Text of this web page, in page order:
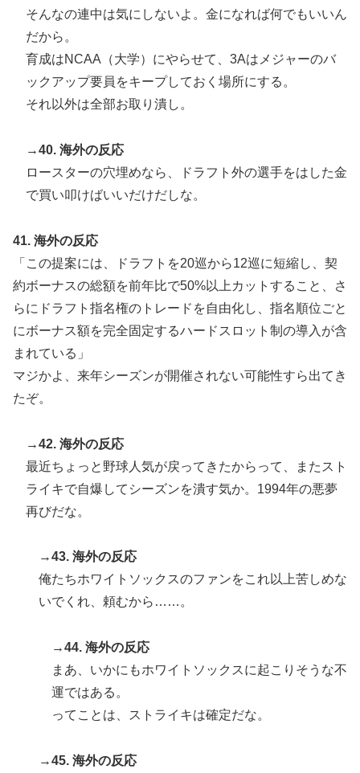
そんなの連中は気にしないよ。金になれば何でもいいん
だから。
育成はNCAA（大学）にやらせて、3Aはメジャーのバ
ックアップ要員をキープしておく場所にする。
それ以外は全部お取り潰し。
→40. 海外の反応
ロースターの穴埋めなら、ドラフト外の選手をはした金
で買い叩けばいいだけだしな。
41. 海外の反応
「この提案には、ドラフトを20巡から12巡に短縮し、契
約ボーナスの総額を前年比で50%以上カットすること、さ
らにドラフト指名権のトレードを自由化し、指名順位ごと
にボーナス額を完全固定するハードスロット制の導入が含
まれている」
マジかよ、来年シーズンが開催されない可能性すら出てき
たぞ。
→42. 海外の反応
最近ちょっと野球人気が戻ってきたからって、またスト
ライキで自爆してシーズンを潰す気か。1994年の悪夢
再びだな。
→43. 海外の反応
俺たちホワイトソックスのファンをこれ以上苦しめな
いでくれ、頼むから……。
→44. 海外の反応
まあ、いかにもホワイトソックスに起こりそうな不
運ではある。
ってことは、ストライキは確定だな。
→45. 海外の反応